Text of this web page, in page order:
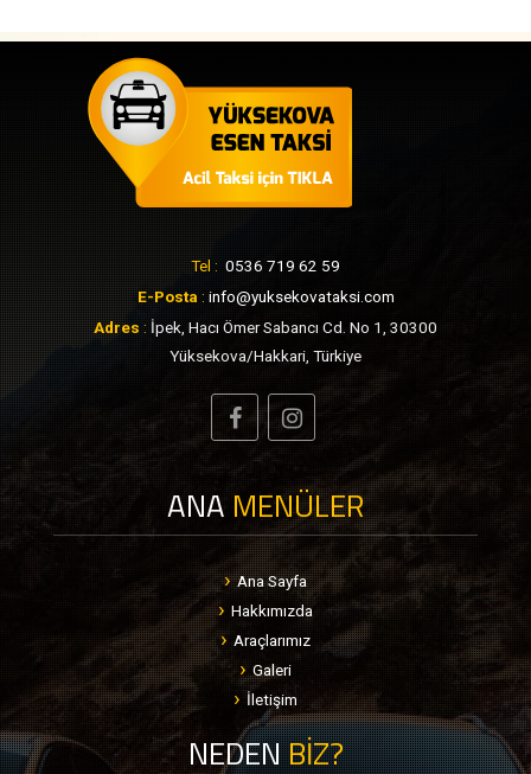
Tel : 0536 719 62 59
E-Posta : info@yuksekovataksi.com
Adres : İpek, Hacı Ömer Sabancı Cd. No 1, 30300
Yüksekova/Hakkari, Türkiye
ANA MENÜLER
Ana Sayfa
Hakkımızda
Araçlarımız
Galeri
İletişim
NEDENBİZ?